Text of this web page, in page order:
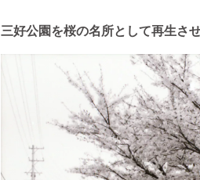
三好公園を桜の名所として再生させ